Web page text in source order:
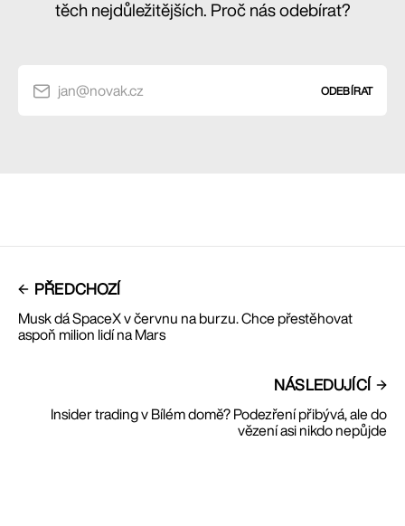
těch nejdůležitějších. Proč nás odebírat?
jan@novak.cz ODEBÍRAT
PŘEDCHOZÍ
Musk dá SpaceX v červnu na burzu. Chce přestěhovat
aspoň milion lidí na Mars
NÁSLEDUJÍCÍ
Insider trading v Bílém domě? Podezření přibývá, ale do
vězení asi nikdo nepůjde